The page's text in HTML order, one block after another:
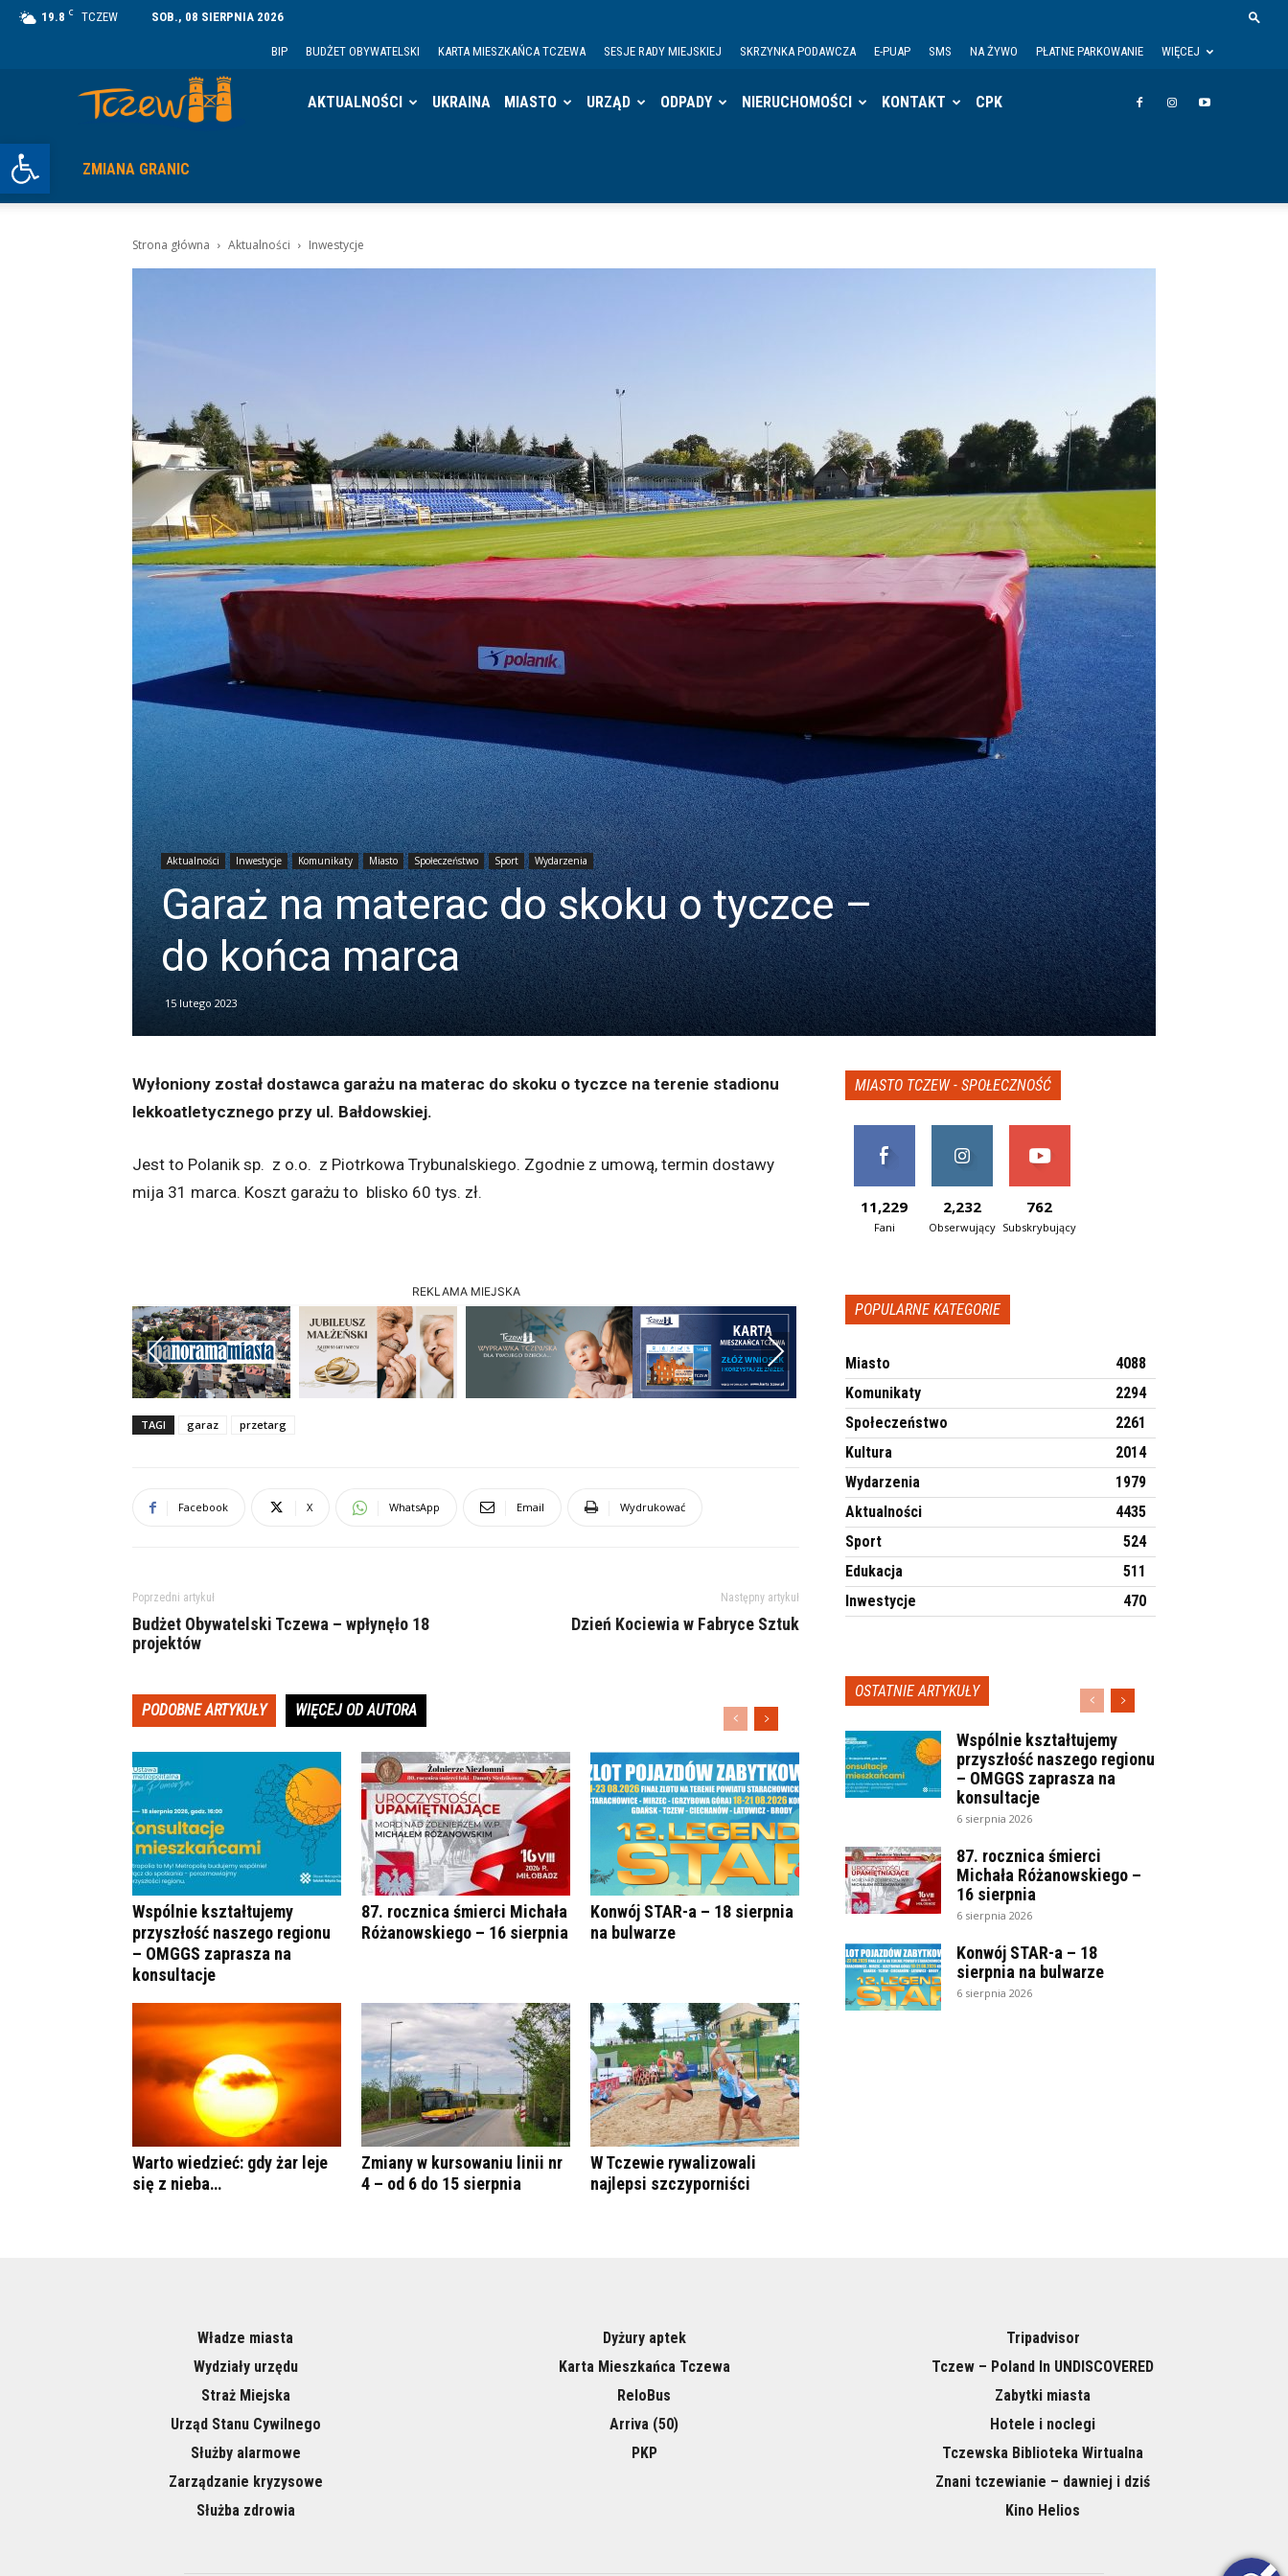
Otwórz pasek narzędzi
19.8 C TCZEW SOB., 08 SIERPNIA 2026
BIP BUDŻET OBYWATELSKI KARTA MIESZKAŃCA TCZEWA SESJE RADY MIEJSKIEJ SKRZYNKA PODAWCZA E-PUAP SMS NA ŻYWO PŁATNE PARKOWANIE WIĘCEJ
AKTUALNOŚCI UKRAINA MIASTO URZĄD ODPADY NIERUCHOMOŚCI KONTAKT CPK
ZMIANA GRANIC
Strona główna Aktualności Inwestycje
Aktualności Inwestycje Komunikaty Miasto Społeczeństwo Sport Wydarzenia
Garaż na materac do skoku o tyczce –
do końca marca
15 lutego 2023
Wyłoniony został dostawca garażu na materac do skoku o tyczce na terenie stadionu
lekkoatletycznego przy ul. Bałdowskiej.
Jest to Polanik sp. z o.o. z Piotrkowa Trybunalskiego. Zgodnie z umową, termin dostawy
mija 31 marca. Koszt garażu to blisko 60 tys. zł.
REKLAMA MIEJSKA
Previous Next
TAGI garaz przetarg
Facebook X WhatsApp Email Wydrukować
Poprzedni artykuł
Budżet Obywatelski Tczewa – wpłynęło 18
projektów
Następny artykuł
Dzień Kociewia w Fabryce Sztuk
PODOBNE ARTYKUŁY WIĘCEJ OD AUTORA
Wspólnie kształtujemy
przyszłość naszego regionu
– OMGGS zaprasza na
konsultacje
87. rocznica śmierci Michała
Różanowskiego – 16 sierpnia
Konwój STAR-a – 18 sierpnia
na bulwarze
Warto wiedzieć: gdy żar leje
się z nieba…
Zmiany w kursowaniu linii nr
4 – od 6 do 15 sierpnia
W Tczewie rywalizowali
najlepsi szczyporniści
MIASTO TCZEW - SPOŁECZNOŚĆ
11,229
Fani
2,232
Obserwujący
762
Subskrybujący
POPULARNE KATEGORIE
Miasto
4088
Komunikaty
2294
Społeczeństwo
2261
Kultura
2014
Wydarzenia
1979
Aktualności
4435
Sport
524
Edukacja
511
Inwestycje
470
OSTATNIE ARTYKUŁY
Wspólnie kształtujemy
przyszłość naszego regionu
– OMGGS zaprasza na
konsultacje
6 sierpnia 2026
87. rocznica śmierci
Michała Różanowskiego –
16 sierpnia
6 sierpnia 2026
Konwój STAR-a – 18
sierpnia na bulwarze
6 sierpnia 2026
Władze miasta
Wydziały urzędu
Straż Miejska
Urząd Stanu Cywilnego
Służby alarmowe
Zarządzanie kryzysowe
Służba zdrowia
Dyżury aptek
Karta Mieszkańca Tczewa
ReloBus
Arriva (50)
PKP
Tripadvisor
Tczew – Poland In UNDISCOVERED
Zabytki miasta
Hotele i noclegi
Tczewska Biblioteka Wirtualna
Znani tczewianie – dawniej i dziś
Kino Helios